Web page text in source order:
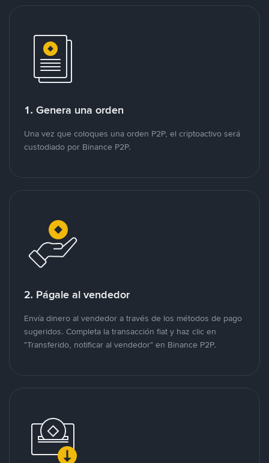
1. Genera una orden
Una vez que coloques una orden P2P, el criptoactivo será
custodiado por Binance P2P.
2. Págale al vendedor
Envía dinero al vendedor a través de los métodos de pago
sugeridos. Completa la transacción fiat y haz clic en
"Transferido, notificar al vendedor" en Binance P2P.